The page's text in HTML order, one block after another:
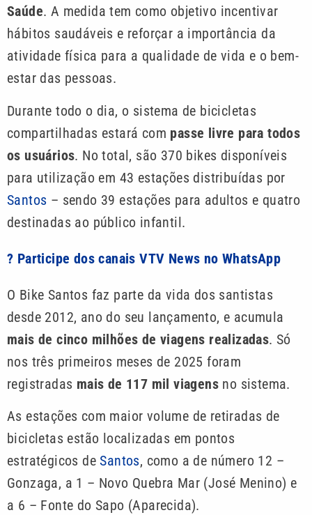
Saúde. A medida tem como objetivo incentivar
hábitos saudáveis e reforçar a importância da
atividade física para a qualidade de vida e o bem-
estar das pessoas.
Durante todo o dia, o sistema de bicicletas
compartilhadas estará com passe livre para todos
os usuários. No total, são 370 bikes disponíveis
para utilização em 43 estações distribuídas por
Santos – sendo 39 estações para adultos e quatro
destinadas ao público infantil.
? Participe dos canais VTV News no WhatsApp
O Bike Santos faz parte da vida dos santistas
desde 2012, ano do seu lançamento, e acumula
mais de cinco milhões de viagens realizadas. Só
nos três primeiros meses de 2025 foram
registradas mais de 117 mil viagens no sistema.
As estações com maior volume de retiradas de
bicicletas estão localizadas em pontos
estratégicos deSantos, como a de número 12 –
Gonzaga, a 1 – Novo Quebra Mar (José Menino) e
a 6 – Fonte do Sapo (Aparecida).